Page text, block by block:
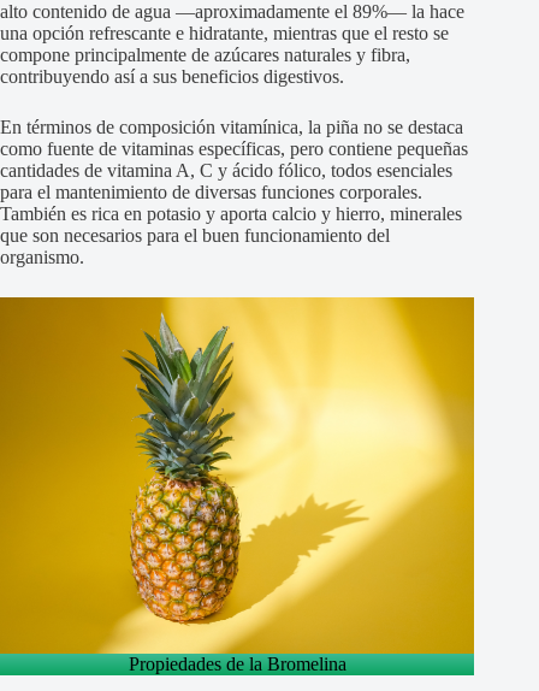
alto contenido de agua —aproximadamente el 89%— la hace
una opción refrescante e hidratante, mientras que el resto se
compone principalmente de azúcares naturales y fibra,
contribuyendo así a sus beneficios digestivos.
En términos de composición vitamínica, la piña no se destaca
como fuente de vitaminas específicas, pero contiene pequeñas
cantidades de vitamina A, C y ácido fólico, todos esenciales
para el mantenimiento de diversas funciones corporales.
También es rica en potasio y aporta calcio y hierro, minerales
que son necesarios para el buen funcionamiento del
organismo.
Propiedades de la Bromelina